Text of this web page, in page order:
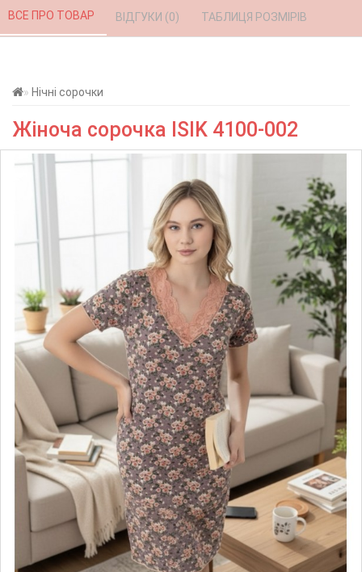
Нічні сорочки
Жіноча сорочка ISIK 4100-002
ВСЕ ПРО ТОВАР ВІДГУКИ (0) ТАБЛИЦЯ РОЗМІРІВ